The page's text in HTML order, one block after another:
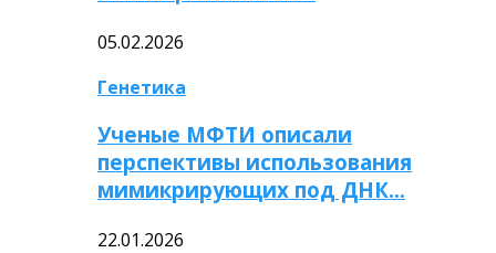
05.02.2026
Генетика
Ученые МФТИ описали
перспективы использования
мимикрирующих под ДНК…
22.01.2026